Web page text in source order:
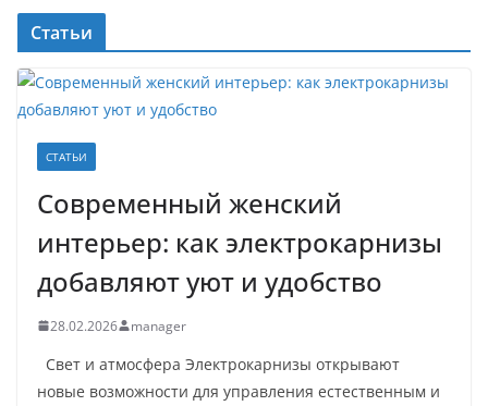
Статьи
СТАТЬИ
Современный женский
интерьер: как электрокарнизы
добавляют уют и удобство
28.02.2026 manager
Свет и атмосфера Электрокарнизы открывают
новые возможности для управления естественным и